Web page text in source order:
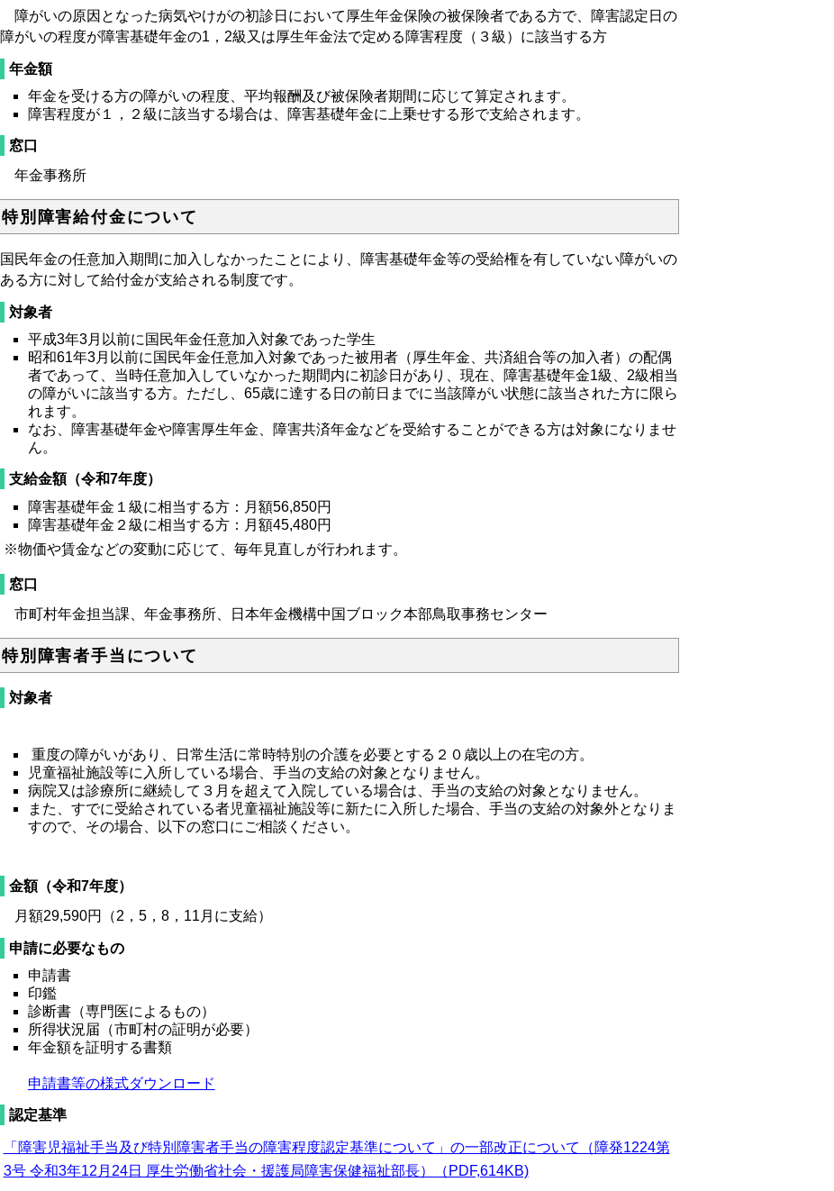
障がいの原因となった病気やけがの初診日において厚生年金保険の被保険者である方で、障害認定日の
障がいの程度が障害基礎年金の1，2級又は厚生年金法で定める障害程度（３級）に該当する方
年金額
年金を受ける方の障がいの程度、平均報酬及び被保険者期間に応じて算定されます。
障害程度が１，２級に該当する場合は、障害基礎年金に上乗せする形で支給されます。
窓口
年金事務所
特別障害給付金について
国民年金の任意加入期間に加入しなかったことにより、障害基礎年金等の受給権を有していない障がいの
ある方に対して給付金が支給される制度です。
対象者
平成3年3月以前に国民年金任意加入対象であった学生
昭和61年3月以前に国民年金任意加入対象であった被用者（厚生年金、共済組合等の加入者）の配偶
者であって、当時任意加入していなかった期間内に初診日があり、現在、障害基礎年金1級、2級相当
の障がいに該当する方。ただし、65歳に達する日の前日までに当該障がい状態に該当された方に限ら
れます。
なお、障害基礎年金や障害厚生年金、障害共済年金などを受給することができる方は対象になりませ
ん。
支給金額（令和7年度）
障害基礎年金１級に相当する方：月額56,850円
障害基礎年金２級に相当する方：月額45,480円
※物価や賃金などの変動に応じて、毎年見直しが行われます。
窓口
市町村年金担当課、年金事務所、日本年金機構中国ブロック本部鳥取事務センター
特別障害者手当について
対象者
重度の障がいがあり、日常生活に常時特別の介護を必要とする２０歳以上の在宅の方。
児童福祉施設等に入所している場合、手当の支給の対象となりません。
病院又は診療所に継続して３月を超えて入院している場合は、手当の支給の対象となりません。
また、すでに受給されている者児童福祉施設等に新たに入所した場合、手当の支給の対象外となりま
すので、その場合、以下の窓口にご相談ください。
金額（令和7年度）
月額29,590円（2，5，8，11月に支給）
申請に必要なもの
申請書
印鑑
診断書（専門医によるもの）
所得状況届（市町村の証明が必要）
年金額を証明する書類
申請書等の様式ダウンロード
認定基準
「障害児福祉手当及び特別障害者手当の障害程度認定基準について」の一部改正について（障発1224第
3号 令和3年12月24日 厚生労働省社会・援護局障害保健福祉部長）（PDF,614KB)